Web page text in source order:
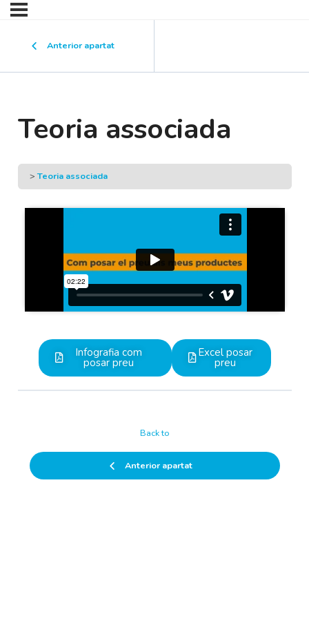
Anterior apartat
Teoria associada
Teoria associada
Infografia com
posar preu
Excel posar
preu
Anterior apartat
Back to